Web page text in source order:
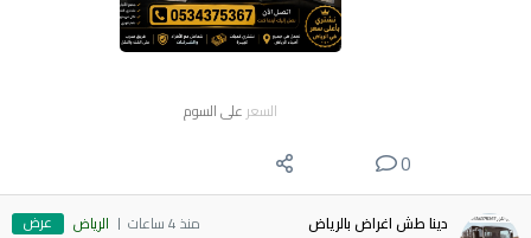
السعر على السوم
0
دينا طش اغراض بالرياض منذ 4 ساعات الرياض عرض